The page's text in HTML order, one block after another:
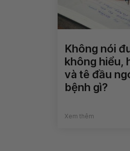
Không nói
không hiểu,
và tê đầu
bệnh gì?
Xem thêm